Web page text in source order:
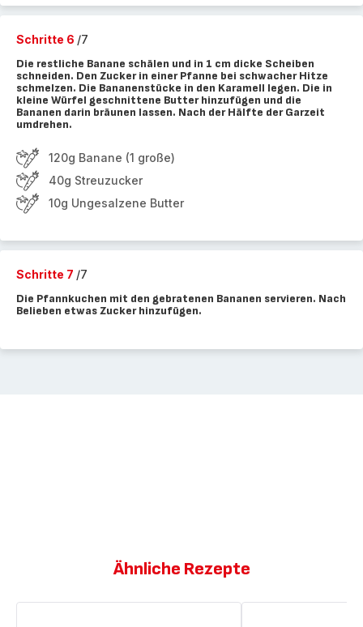
Schritte 6 /7
Die restliche Banane schälen und in 1 cm dicke Scheiben
schneiden. Den Zucker in einer Pfanne bei schwacher Hitze
schmelzen. Die Bananenstücke in den Karamell legen. Die in
kleine Würfel geschnittene Butter hinzufügen und die
Bananen darin bräunen lassen. Nach der Hälfte der Garzeit
umdrehen.
120g Banane (1 große)
40g Streuzucker
10g Ungesalzene Butter
Schritte 7 /7
Die Pfannkuchen mit den gebratenen Bananen servieren. Nach
Belieben etwas Zucker hinzufügen.
Ähnliche Rezepte